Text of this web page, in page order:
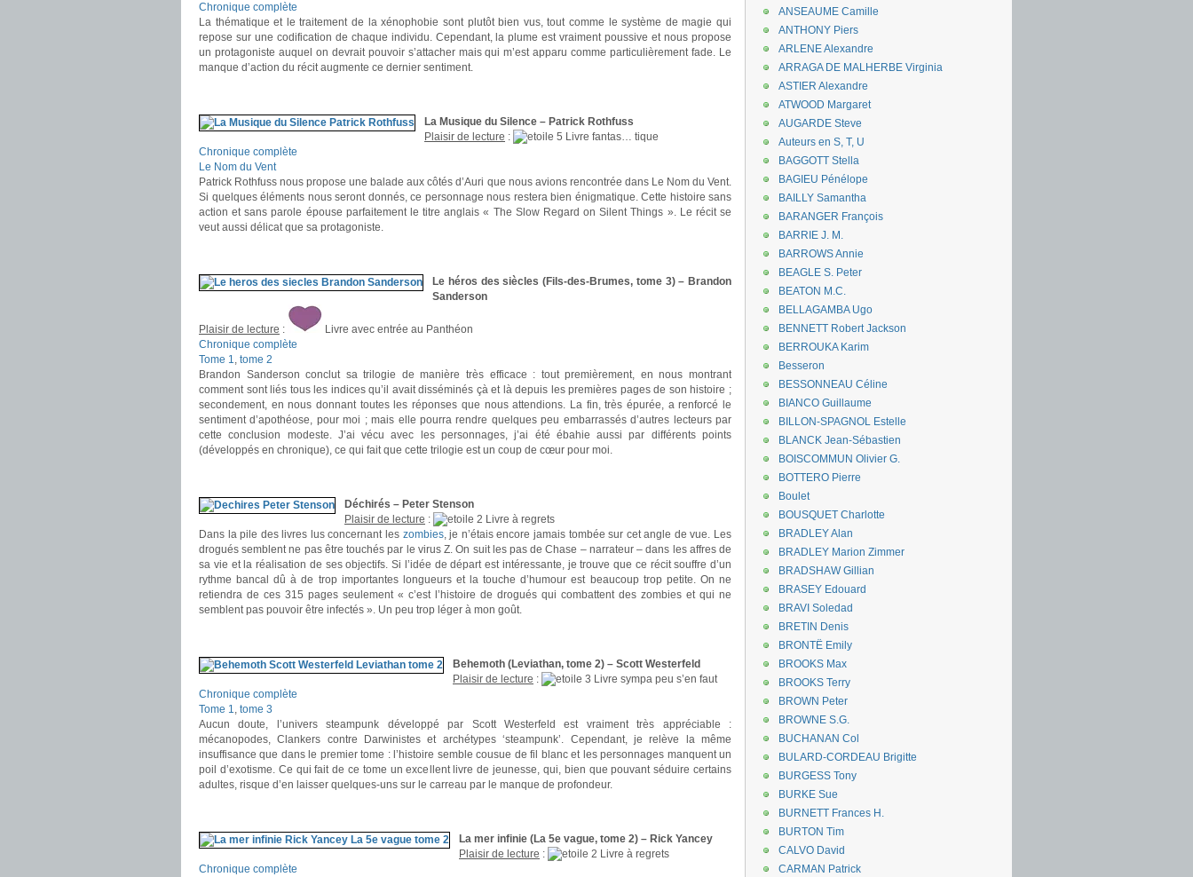
Chronique complète
La thématique et le traitement de la xénophobie sont plutôt bien vus, tout comme le système de magie qui
repose sur une codification de chaque individu. Cependant, la plume est vraiment poussive et nous propose
un protagoniste auquel on devrait pouvoir s’attacher mais qui m’est apparu comme particulièrement fade. Le
manque d’action du récit augmente ce dernier sentiment.
La Musique du Silence – Patrick Rothfuss
Plaisir de lecture :
Livre fantas… tique
Chronique complète
Le Nom du Vent
Patrick Rothfuss nous propose une balade aux côtés d’Auri que nous avions rencontrée dans Le Nom du Vent.
Si quelques éléments nous seront donnés, ce personnage nous restera bien énigmatique. Cette histoire sans
action et sans parole épouse parfaitement le titre anglais « The Slow Regard on Silent Things ». Le récit se
veut aussi délicat que sa protagoniste.
Le héros des siècles (Fils-des-Brumes, tome 3) – Brandon
Sanderson
Plaisir de lecture :
Livre avec entrée au Panthéon
Chronique complète
Tome 1, tome 2
Brandon Sanderson conclut sa trilogie de manière très efficace : tout premièrement, en nous montrant
comment sont liés tous les indices qu’il avait disséminés çà et là depuis les premières pages de son histoire ;
secondement, en nous donnant toutes les réponses que nous attendions. La fin, très épurée, a renforcé le
sentiment d’apothéose, pour moi ; mais elle pourra rendre quelques peu embarrassés d’autres lecteurs par
cette conclusion modeste. J’ai vécu avec les personnages, j’ai été ébahie aussi par différents points
(développés en chronique), ce qui fait que cette trilogie est un coup de cœur pour moi.
Déchirés – Peter Stenson
Plaisir de lecture :
Livre à regrets
Dans la pile des livres lus concernant les zombies, je n’étais encore jamais tombée sur cet angle de vue. Les
drogués semblent ne pas être touchés par le virus Z. On suit les pas de Chase – narrateur – dans les affres de
sa vie et la réalisation de ses objectifs. Si l’idée de départ est intéressante, je trouve que ce récit souffre d’un
rythme bancal dû à de trop importantes longueurs et la touche d’humour est beaucoup trop petite. On ne
retiendra de ces 315 pages seulement « c’est l’histoire de drogués qui combattent des zombies et qui ne
semblent pas pouvoir être infectés ». Un peu trop léger à mon goût.
Behemoth (Leviathan, tome 2) – Scott Westerfeld
Plaisir de lecture :
Livre sympa peu s’en faut
Chronique complète
Tome 1, tome 3
Aucun doute, l’univers steampunk développé par Scott Westerfeld est vraiment très appréciable :
mécanopodes, Clankers contre Darwinistes et archétypes ‘steampunk’. Cependant, je relève la même
insuffisance que dans le premier tome : l’histoire semble cousue de fil blanc et les personnages manquent un
poil d’exotisme. Ce qui fait de ce tome un excellent livre de jeunesse, qui, bien que pouvant séduire certains
adultes, risque d’en laisser quelques-uns sur le carreau par le manque de profondeur.
La mer infinie (La 5e vague, tome 2) – Rick Yancey
Plaisir de lecture :
Livre à regrets
Chronique complète
ANSEAUME Camille
ANTHONY Piers
ARLENE Alexandre
ARRAGA DE MALHERBE Virginia
ASTIER Alexandre
ATWOOD Margaret
AUGARDE Steve
Auteurs en S, T, U
BAGGOTT Stella
BAGIEU Pénélope
BAILLY Samantha
BARANGER François
BARRIE J. M.
BARROWS Annie
BEAGLE S. Peter
BEATON M.C.
BELLAGAMBA Ugo
BENNETT Robert Jackson
BERROUKA Karim
Besseron
BESSONNEAU Céline
BIANCO Guillaume
BILLON-SPAGNOL Estelle
BLANCK Jean-Sébastien
BOISCOMMUN Olivier G.
BOTTERO Pierre
Boulet
BOUSQUET Charlotte
BRADLEY Alan
BRADLEY Marion Zimmer
BRADSHAW Gillian
BRASEY Edouard
BRAVI Soledad
BRETIN Denis
BRONTË Emily
BROOKS Max
BROOKS Terry
BROWN Peter
BROWNE S.G.
BUCHANAN Col
BULARD-CORDEAU Brigitte
BURGESS Tony
BURKE Sue
BURNETT Frances H.
BURTON Tim
CALVO David
CARMAN Patrick